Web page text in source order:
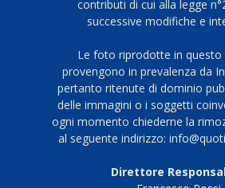
contributi di cui alla legge
successive modifiche e
Le foto riprodotte in questo
provengono in prevalenza da
pertanto ritenute di dominio
delle immagini o i soggetti
ogni momento chiederne la
al seguente indirizzo:
Direttore